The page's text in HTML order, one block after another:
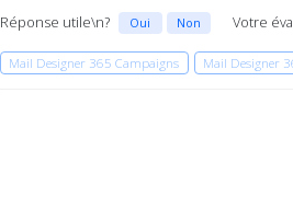
Réponse utile\n? Oui Non Votre
Mail Designer 365 Campaigns Mail Designer